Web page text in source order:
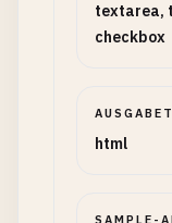
textarea,
checkbox
html
SAMPLE-